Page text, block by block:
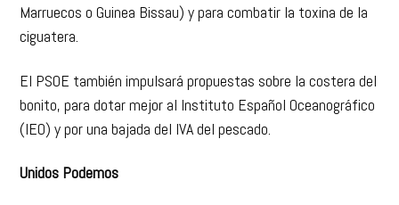
Marruecos o Guinea Bissau) y para combatir la toxina de la
ciguatera.
El PSOE también impulsará propuestas sobre la costera del
bonito, para dotar mejor al Instituto Español Oceanográfico
(IEO) y por una bajada del IVA del pescado.
Unidos Podemos